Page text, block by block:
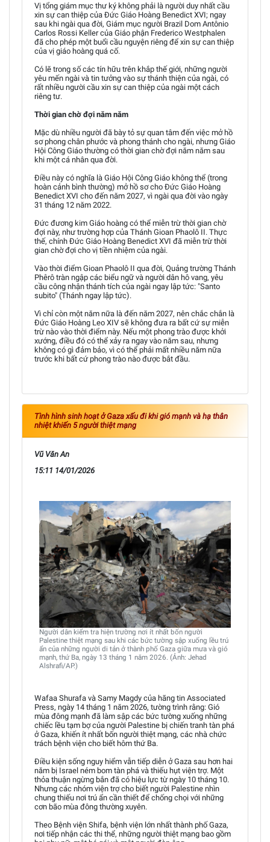
Vị tổng giám mục thư ký không phải là người duy nhất cầu
xin sự can thiệp của Đức Giáo Hoàng Benedict XVI; ngay
sau khi ngài qua đời, Giám mục người Brazil Dom Antônio
Carlos Rossi Keller của Giáo phận Frederico Westphalen
đã cho phép một buổi cầu nguyện riêng để xin sự can thiệp
của vị giáo hoàng quá cố.
Có lẽ trong số các tín hữu trên khắp thế giới, những người
yêu mến ngài và tin tưởng vào sự thánh thiện của ngài, có
rất nhiều người cầu xin sự can thiệp của ngài một cách
riêng tư.
Thời gian chờ đợi năm năm
Mặc dù nhiều người đã bày tỏ sự quan tâm đến việc mở hồ
sơ phong chân phước và phong thánh cho ngài, nhưng Giáo
Hội Công Giáo thường có thời gian chờ đợi năm năm sau
khi một cá nhân qua đời.
Điều này có nghĩa là Giáo Hội Công Giáo không thể (trong
hoàn cảnh bình thường) mở hồ sơ cho Đức Giáo Hoàng
Benedict XVI cho đến năm 2027, vì ngài qua đời vào ngày
31 tháng 12 năm 2022.
Đức đương kim Giáo hoàng có thể miễn trừ thời gian chờ
đợi này, như trường hợp của Thánh Gioan Phaolô II. Thực
thế, chính Đức Giáo Hoàng Benedict XVI đã miễn trừ thời
gian chờ đợi cho vị tiền nhiệm của ngài.
Vào thời điểm Gioan Phaolô II qua đời, Quảng trường Thánh
Phêrô tràn ngập các biểu ngữ và người dân hô vang, yêu
cầu công nhận thánh tích của ngài ngay lập tức: "Santo
subito" (Thánh ngay lập tức).
Vì chỉ còn một năm nữa là đến năm 2027, nên chắc chắn là
Đức Giáo Hoàng Leo XIV sẽ không đưa ra bất cứ sự miễn
trừ nào vào thời điểm này. Nếu một phong trào được khởi
xướng, điều đó có thể xảy ra ngay vào năm sau, nhưng
không có gì đảm bảo, vì có thể phải mất nhiều năm nữa
trước khi bất cứ phong trào nào được bắt đầu.
Tình hình sinh hoạt ở Gaza xấu đi khi gió mạnh và hạ thân
nhiệt khiến 5 người thiệt mạng
Vũ Văn An
15:11 14/01/2026
Người dân kiểm tra hiện trường nơi ít nhất bốn người
Palestine thiệt mạng sau khi các bức tường sập xuống lều trú
ẩn của những người di tản ở thành phố Gaza giữa mưa và gió
mạnh, thứ Ba, ngày 13 tháng 1 năm 2026. (Ảnh: Jehad
Alshrafi/AP.)
Wafaa Shurafa và Samy Magdy của hãng tin Associated
Press, ngày 14 tháng 1 năm 2026, tường trình rằng: Gió
mùa đông mạnh đã làm sập các bức tường xuống những
chiếc lều tạm bợ của người Palestine bị chiến tranh tàn phá
ở Gaza, khiến ít nhất bốn người thiệt mạng, các nhà chức
trách bệnh viện cho biết hôm thứ Ba.
Điều kiện sống nguy hiểm vẫn tiếp diễn ở Gaza sau hơn hai
năm bị Israel ném bom tàn phá và thiếu hụt viện trợ. Một
thỏa thuận ngừng bắn đã có hiệu lực từ ngày 10 tháng 10.
Nhưng các nhóm viện trợ cho biết người Palestine nhìn
chung thiếu nơi trú ẩn cần thiết để chống chọi với những
cơn bão mùa đông thường xuyên.
Theo Bệnh viện Shifa, bệnh viện lớn nhất thành phố Gaza,
nơi tiếp nhận các thi thể, những người thiệt mạng bao gồm